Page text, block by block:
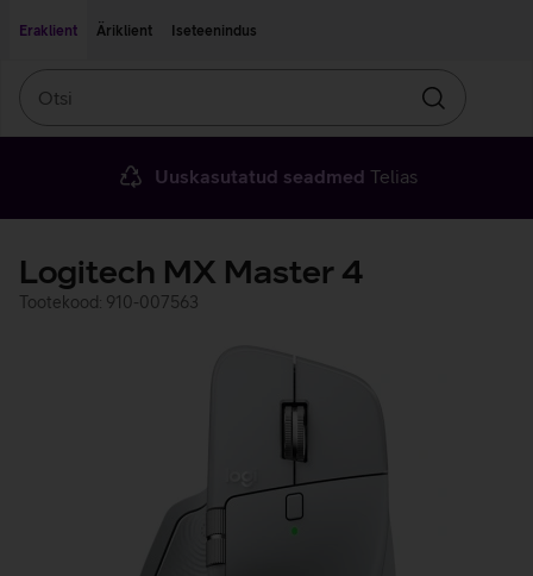
Eraklient
Äriklient Iseteenindus
Otsin
Uuskasutatud seadmed Telias
Logitech MX Master 4
Tootekood: 910-007563